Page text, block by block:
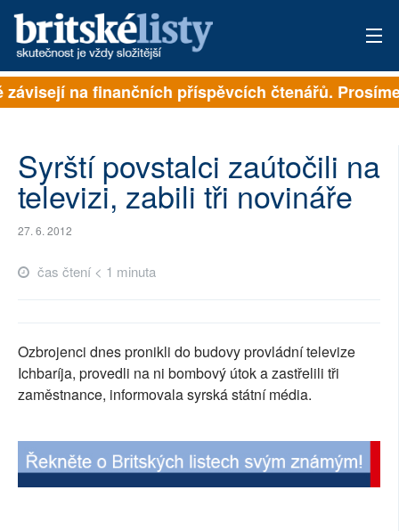
PŘIHLÁSIT
ARCHIV
PŘÍSPĚVKY NA PROVOZ
RUBRIKY
na finančních příspěvcích čtenářů.
Syrští povstalci zaútočili na
televizi, zabili tři novináře
27. 6. 2012
čas čtení < 1 minuta
Ozbrojenci dnes pronikli do budovy provládní televize
Ichbaríja, provedli na ni bombový útok a zastřelili tři
zaměstnance, informovala syrská státní média.